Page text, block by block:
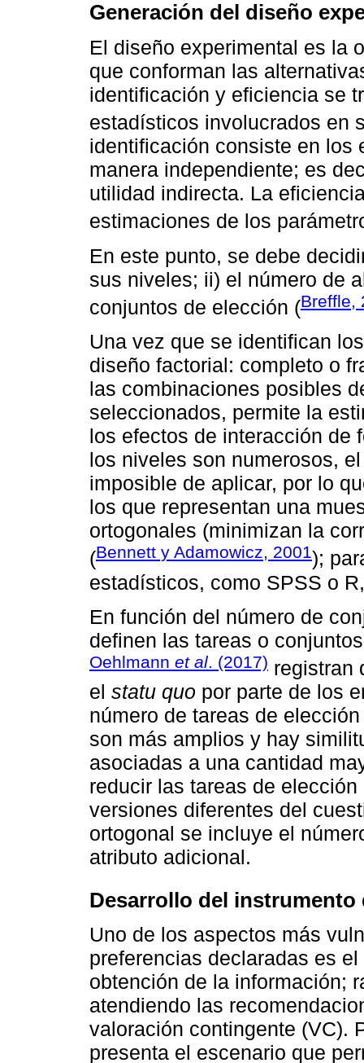
Generación del diseño
El diseño experimental es la
que conforman las
identificación y eficiencia se
estadísticos involucrados en
identificación consiste en los
manera independiente; es
utilidad indirecta. La
estimaciones de los
En este punto, se debe
sus niveles; ii) el número de
conjuntos de elección (Breffle,
Una vez que se identifican
diseño factorial: completo o
las combinaciones posibles
seleccionados, permite la
los efectos de interacción de
los niveles son numerosos,
imposible de aplicar, por lo
los que representan una
ortogonales (minimizan la
(Bennett y Adamowicz, 2001);
estadísticos, como SPSS o
En función del número de
definen las tareas o
Oehlmann et al. (2017) registran
el statu quo por parte de los
número de tareas de
son más amplios y hay
asociadas a una cantidad
reducir las tareas de
versiones diferentes del
ortogonal se incluye el
atributo adicional.
Desarrollo del instrumento
Uno de los aspectos más
preferencias declaradas es
obtención de la información;
atendiendo las
valoración contingente (VC).
presenta el escenario que